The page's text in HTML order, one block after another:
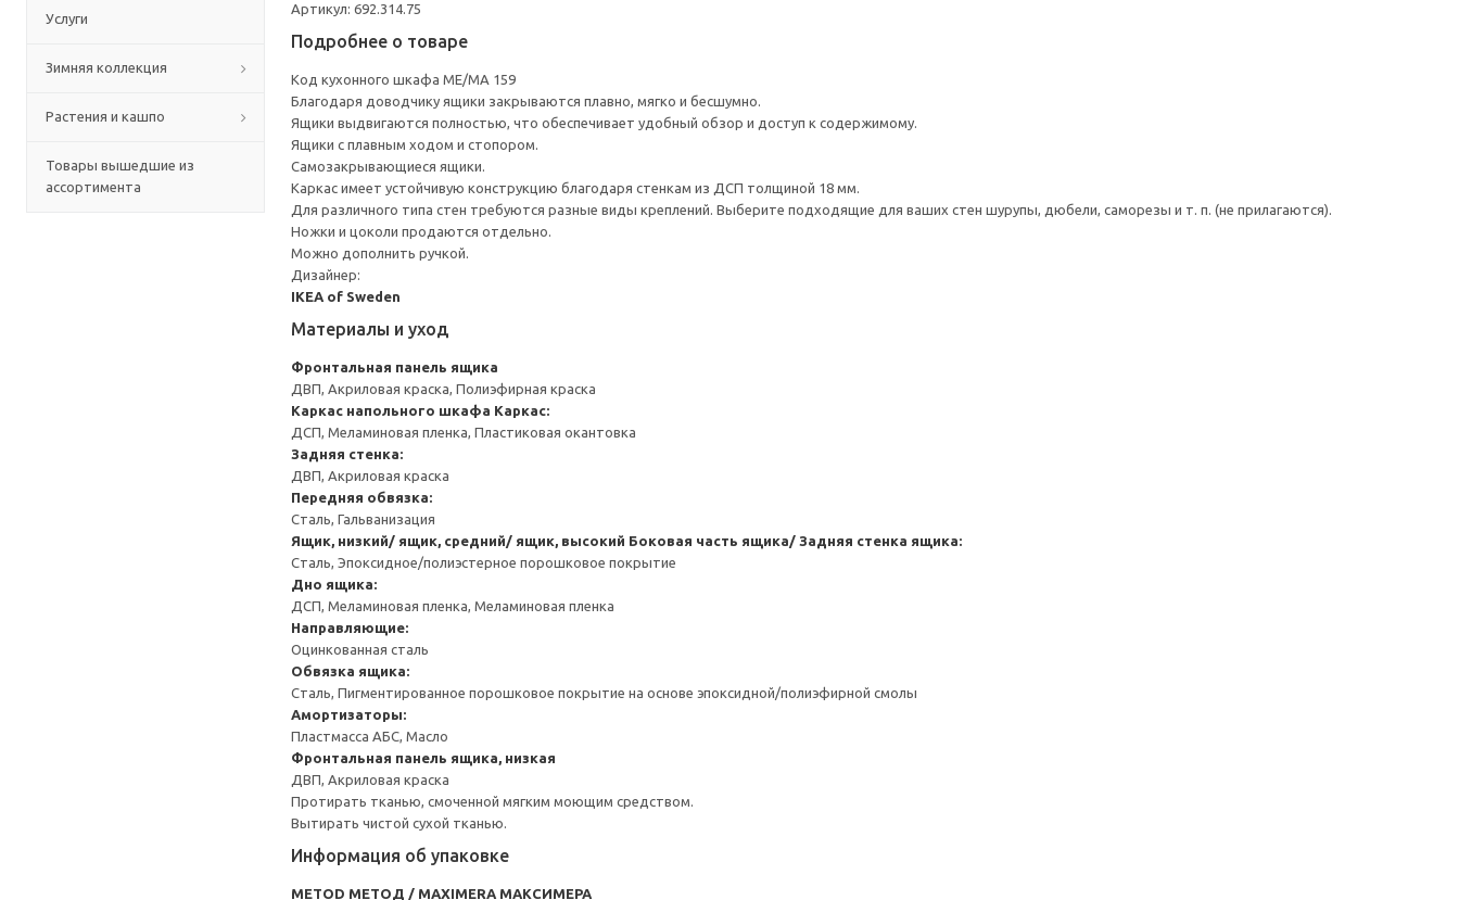
Услуги
Зимняя коллекция
Растения и кашпо
Товары вышедшие из
ассортимента
Артикул: 692.314.75
Подробнее о товаре
Код кухонного шкафа ME/MA 159
Благодаря доводчику ящики закрываются плавно, мягко и бесшумно.
Ящики выдвигаются полностью, что обеспечивает удобный обзор и доступ к содержимому.
Ящики с плавным ходом и стопором.
Самозакрывающиеся ящики.
Каркас имеет устойчивую конструкцию благодаря стенкам из ДСП толщиной 18 мм.
Для различного типа стен требуются разные виды креплений. Выберите подходящие для ваших стен шурупы, дюбели, саморезы и т. п. (не прилагаются).
Ножки и цоколи продаются отдельно.
Можно дополнить ручкой.
Дизайнер:
IKEA of Sweden
Материалы и уход
Фронтальная панель ящика
ДВП, Акриловая краска, Полиэфирная краска
Каркас напольного шкафа Каркас:
ДСП, Меламиновая пленка, Пластиковая окантовка
Задняя стенка:
ДВП, Акриловая краска
Передняя обвязка:
Сталь, Гальванизация
Ящик, низкий/ ящик, средний/ ящик, высокий Боковая часть ящика/ Задняя стенка ящика:
Сталь, Эпоксидное/полиэстерное порошковое покрытие
Дно ящика:
ДСП, Меламиновая пленка, Меламиновая пленка
Направляющие:
Оцинкованная сталь
Обвязка ящика:
Сталь, Пигментированное порошковое покрытие на основе эпоксидной/полиэфирной смолы
Амортизаторы:
Пластмасса АБС, Масло
Фронтальная панель ящика, низкая
ДВП, Акриловая краска
Протирать тканью, смоченной мягким моющим средством.
Вытирать чистой сухой тканью.
Информация об упаковке
METOD МЕТОД / MAXIMERA МАКСИМЕРА